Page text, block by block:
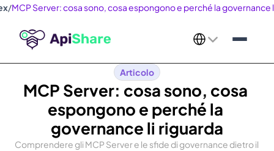
/MCP Server: cosa sono, cosa espongono e perché la governance
Select Language
Articolo
MCP Server: cosa sono, cosa
espongono e perché la
governance li riguarda
Comprendere gli MCP Server e le sfide di governance dietro il